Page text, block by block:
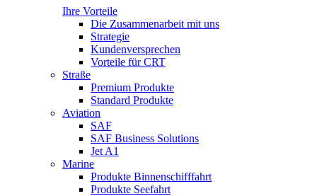
Ihre Vorteile
Die Zusammenarbeit mit uns
Strategie
Kundenversprechen
Vorteile für CRT
Straße
Premium Produkte
Standard Produkte
Aviation
SAF
SAF Business Solutions
Jet A1
Marine
Produkte Binnenschifffahrt
Produkte Seefahrt